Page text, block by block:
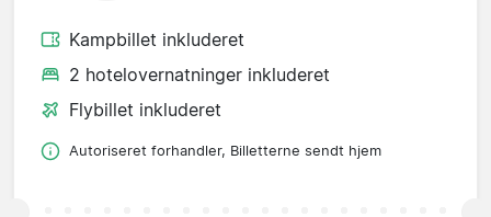
Kampbillet inkluderet
2 hotelovernatninger inkluderet
Flybillet inkluderet
Autoriseret forhandler, Billetterne sendt hjem